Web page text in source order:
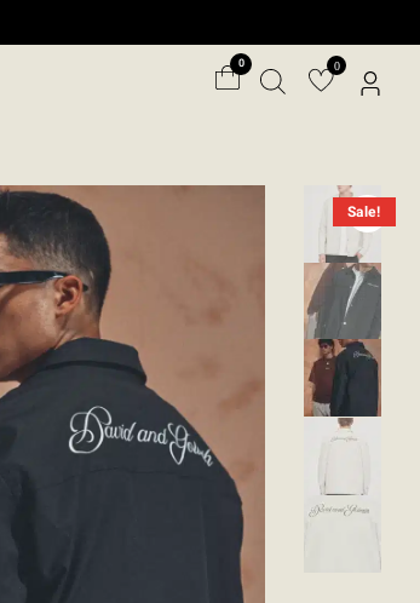
לתוכן
0
Sale!